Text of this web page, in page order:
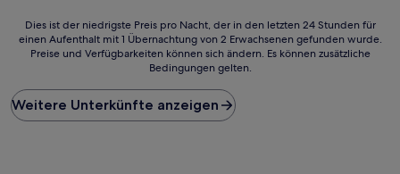
Dies
ist
Preis
pro
Nacht,
Dies ist der niedrigste Preis pro Nacht, der in den letzten 24 Stunden für
einen Aufenthalt mit 1 Übernachtung von 2 Erwachsenen gefunden wurde.
Preise und Verfügbarkeiten können sich ändern. Es können zusätzliche
Bedingungen gelten.
Weitere Unterkünfte anzeigen